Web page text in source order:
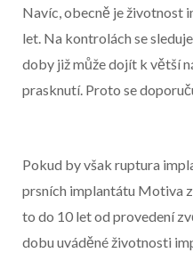
Navíc, obecně je životnost
let. Na kontrolách se
doby již může dojít k větší
prasknutí. Proto se
Pokud by však ruptura
prsních implantátu Motiva
to do 10 let od provedení
dobu uváděné životnosti